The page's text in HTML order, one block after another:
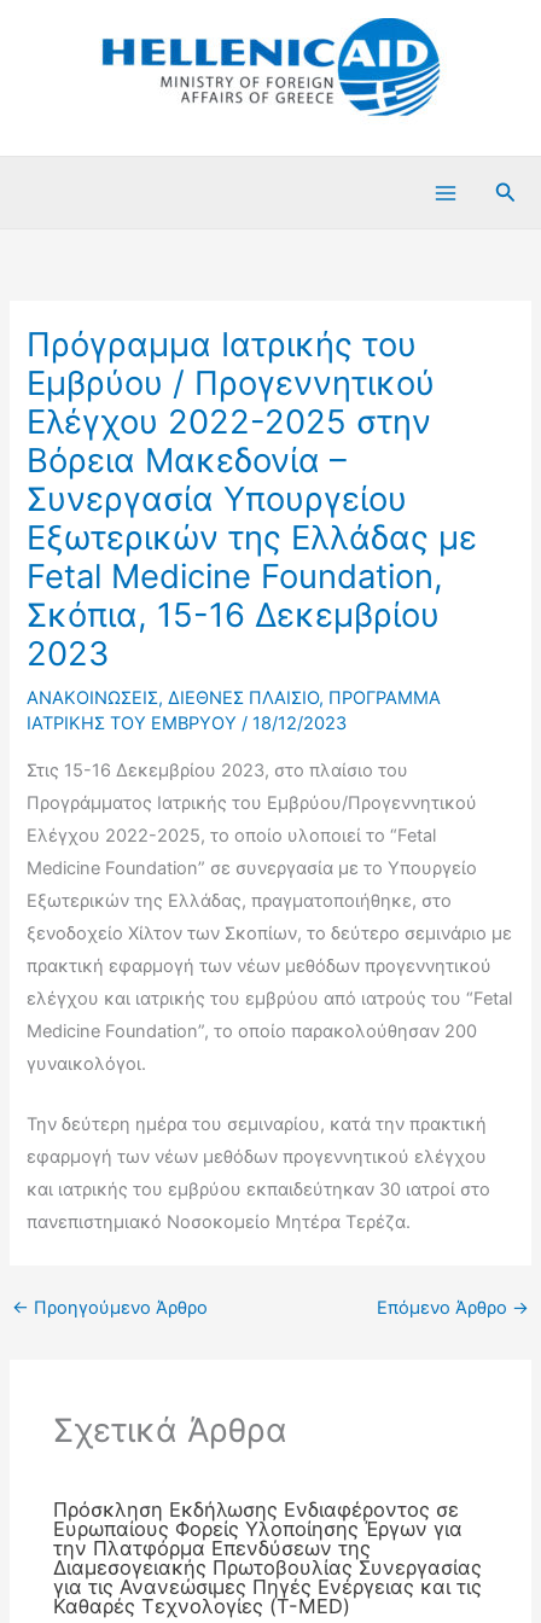
Πρόγραμμα Ιατρικής του
Εμβρύου / Προγεννητικού
Ελέγχου 2022-2025 στην
Βόρεια Μακεδονία –
Συνεργασία Υπουργείου
Εξωτερικών της Ελλάδας με
Fetal Medicine Foundation,
Σκόπια, 15-16 Δεκεμβρίου
2023
ΑΝΑΚΟΙΝΩΣΕΙΣ,ΔΙΕΘΝΕΣ ΠΛΑΙΣΙΟ, ΠΡΟΓΡΑΜΜΑ
ΙΑΤΡΙΚΗΣ ΤΟΥ ΕΜΒΡΥΟΥ /18/12/2023
Στις 15-16 Δεκεμβρίου 2023, στο πλαίσιο του
Προγράμματος Ιατρικής του Εμβρύου/Προγεννητικού
Ελέγχου 2022-2025, το οποίο υλοποιεί το “Fetal
Medicine Foundation” σε συνεργασία με το Υπουργείο
Εξωτερικών της Ελλάδας, πραγματοποιήθηκε, στο
ξενοδοχείο Χίλτον των Σκοπίων, το δεύτερο σεμινάριο με
πρακτική εφαρμογή των νέων μεθόδων προγεννητικού
ελέγχου και ιατρικής του εμβρύου από ιατρούς του “Fetal
Medicine Foundation”, το οποίο παρακολούθησαν 200
γυναικολόγοι.
Την δεύτερη ημέρα του σεμιναρίου, κατά την πρακτική
εφαρμογή των νέων μεθόδων προγεννητικού ελέγχου
και ιατρικής του εμβρύου εκπαιδεύτηκαν 30 ιατροί στο
πανεπιστημιακό Νοσοκομείο Μητέρα Τερέζα.
← Προηγούμενο Άρθρο Επόμενο Άρθρο →
Σχετικά Άρθρα
Πρόσκληση Εκδήλωσης Ενδιαφέροντος σε
Ευρωπαίους Φορείς Υλοποίησης Έργων για
την Πλατφόρμα Επενδύσεων της
Διαμεσογειακής Πρωτοβουλίας Συνεργασίας
για τις Ανανεώσιμες Πηγές Ενέργειας και τις
Καθαρές Τεχνολογίες (T-MED)